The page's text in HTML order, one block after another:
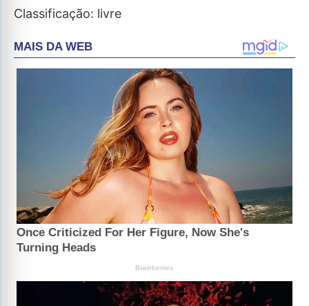
Classificação: livre